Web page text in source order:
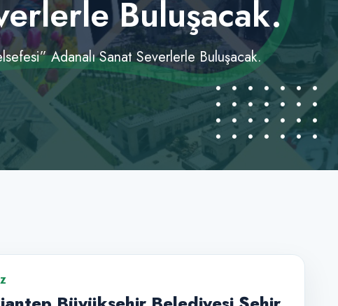
Buluşacak.
Adanalı Sanat Severlerle Buluşacak.